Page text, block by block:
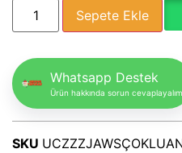
Sepete Ekle
Whatsapp Destek
Ürün hakkında sorun cevaplayalım
SKU